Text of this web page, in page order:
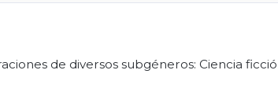
de diversos subgéneros: Ciencia